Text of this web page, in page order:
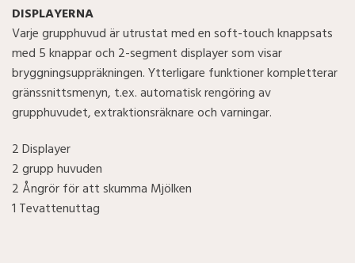
DISPLAYERNA
Varje grupphuvud är utrustat med en soft-touch knappsats
med 5 knappar och 2-segment displayer som visar
bryggningsuppräkningen. Ytterligare funktioner kompletterar
gränssnittsmenyn, t.ex. automatisk rengöring av
grupphuvudet, extraktionsräknare och varningar.
2 Displayer
2 grupp huvuden
2 Ångrör för att skumma Mjölken
1 Tevattenuttag